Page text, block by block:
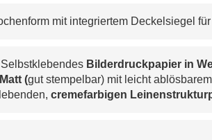
Knochenform mit integriertem
Selbstklebendes Bilderdruckpapier in
(gut stempelbar) mit leicht
cremefarbigen